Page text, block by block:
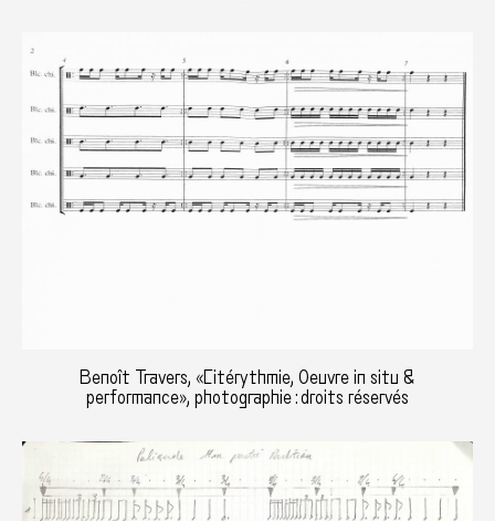
Benoît Travers, «Citérythmie, Oeuvre in situ &
performance», photographie : droits réservés